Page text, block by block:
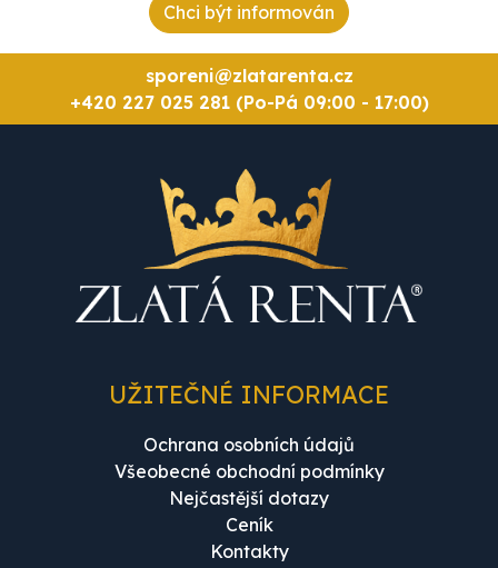
Chci být informován
sporeni@zlatarenta.cz
+420 227 025 281 (Po-Pá 09:00 - 17:00)
UŽITEČNÉ INFORMACE
Ochrana osobních údajů
Všeobecné obchodní podmínky
Nejčastější dotazy
Ceník
Kontakty